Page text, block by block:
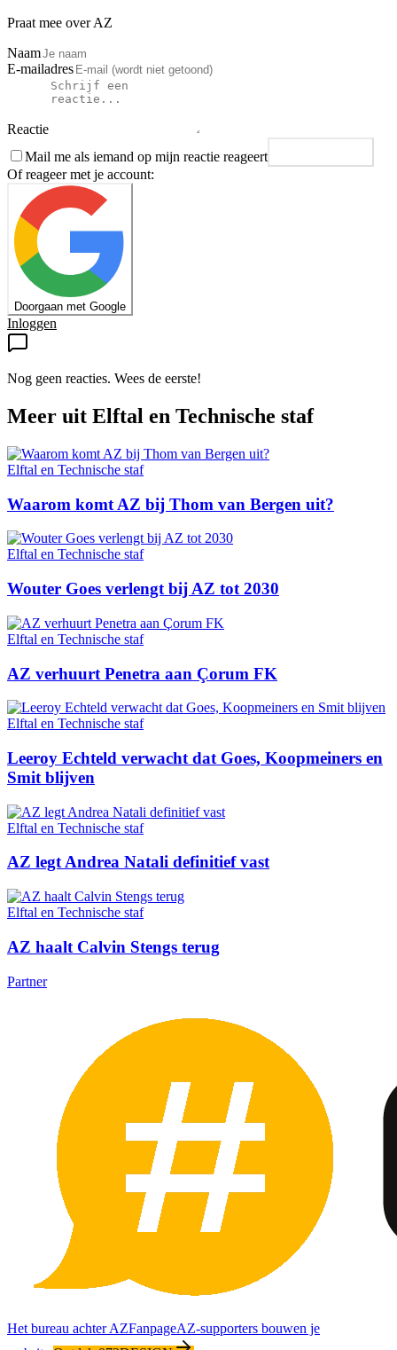
Praat mee over AZ
Naam
E-mailadres
Reactie
Mail me als iemand op mijn reactie reageert
Of reageer met je account:
Doorgaan met Google
Inloggen
Nog geen reacties. Wees de eerste!
Meer uit Elftal en Technische staf
Elftal en Technische staf
Waarom komt AZ bij Thom van Bergen uit?
Elftal en Technische staf
Wouter Goes verlengt bij AZ tot 2030
Elftal en Technische staf
AZ verhuurt Penetra aan Çorum FK
Elftal en Technische staf
Leeroy Echteld verwacht dat Goes, Koopmeiners en
Smit blijven
Elftal en Technische staf
AZ legt Andrea Natali definitief vast
Elftal en Technische staf
AZ haalt Calvin Stengs terug
Partner
Het bureau achter AZFanpageAZ-supporters bouwen je